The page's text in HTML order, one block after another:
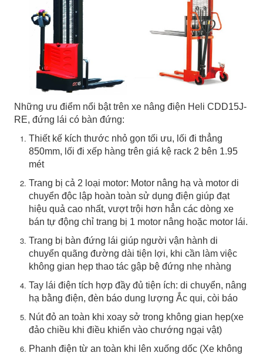
Những ưu điểm nổi bật trên xe nâng điện Heli CDD15J-
RE, đứng lái có bàn đứng:
Thiết kế kích thước nhỏ gọn tối ưu, lối đi thẳng
850mm, lối đi xếp hàng trên giá kệ rack 2 bên 1.95
mét
Trang bị cả 2 loại motor: Motor nâng hạ và motor di
chuyển độc lập hoàn toàn sử dụng điện giúp đạt
hiệu quả cao nhất, vượt trội hơn hẳn các dòng xe
bán tự động chỉ trang bị 1 motor nâng hoặc motor lái.
Trang bị bàn đứng lái giúp người vận hành di
chuyển quãng đường dài tiện lợi, khi cần làm việc
không gian hẹp thao tác gập bệ đứng nhẹ nhàng
Tay lái điện tích hợp đầy đủ tiện ích: di chuyển, nâng
hạ bằng điện, đèn báo dung lượng Ắc qui, còi báo
Nút đỏ an toàn khi xoay sở trong không gian hẹp(xe
đảo chiều khi điều khiển vào chướng ngại vật)
Phanh điện từ an toàn khi lên xuống dốc (Xe không